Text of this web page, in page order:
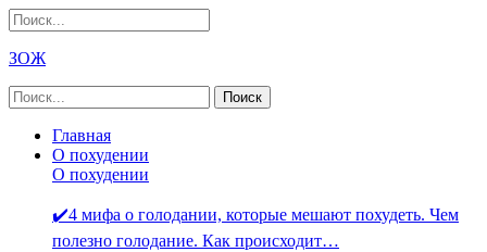
ЗОЖ
Главная
О похудении
О похудении
✔️4 мифа о голодании, которые мешают похудеть. Чем
полезно голодание. Как происходит…